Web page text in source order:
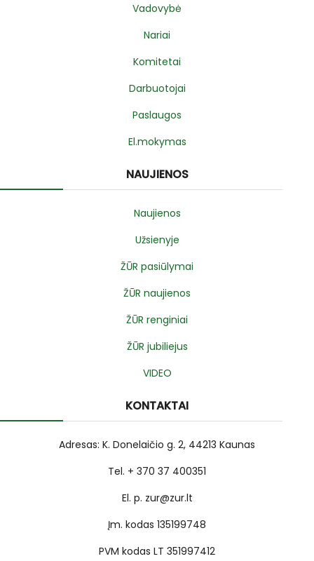
Vadovybė
Nariai
Komitetai
Darbuotojai
Paslaugos
El.mokymas
NAUJIENOS
Naujienos
Užsienyje
ŽŪR pasiūlymai
ŽŪR naujienos
ŽŪR renginiai
ŽŪR jubiliejus
VIDEO
KONTAKTAI
Adresas: K. Donelaičio g. 2, 44213 Kaunas
Tel. + 370 37 400351
El. p. zur@zur.lt
Įm. kodas 135199748
PVM kodas LT 351997412